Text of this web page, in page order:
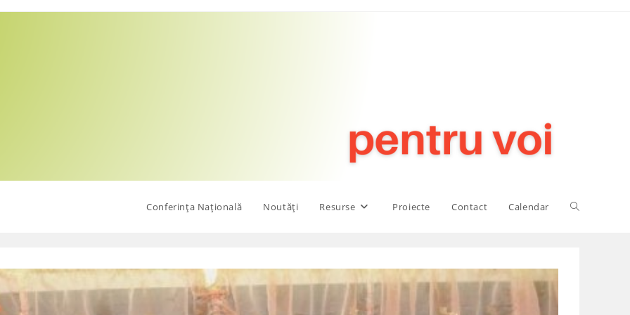
Conferința Națională Noutăți Resurse Proiecte Contact Calendar Toggle